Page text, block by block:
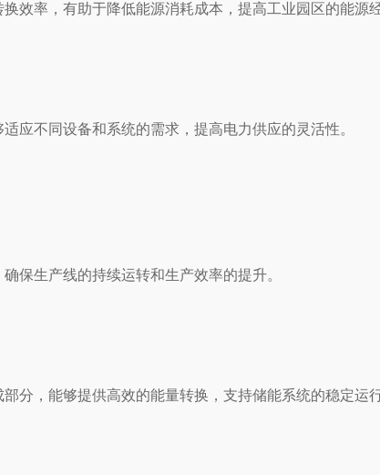
效率，有助于降低能源消耗成本，提高工业园区的能源经
应不同设备和系统的需求，提高电力供应的灵活性。
保生产线的持续运转和生产效率的提升。
分，能够提供高效的能量转换，支持储能系统的稳定运行